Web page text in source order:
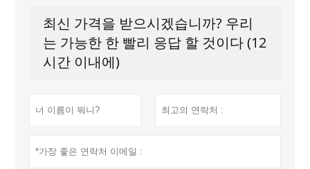
최신 가격을 받으시겠습니까? 우리
는 가능한 한 빨리 응답 할 것이다 (12
시간 이내에)